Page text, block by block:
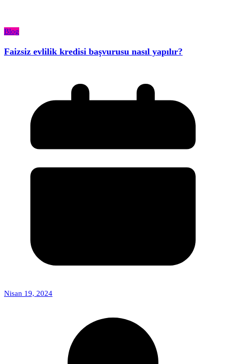
Blog
Faizsiz evlilik kredisi başvurusu nasıl yapılır?
Nisan 19, 2024